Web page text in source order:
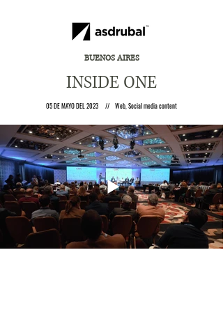
BUENOS AIRES
INSIDE ONE
05 DE MAYO DEL 2023 // Web, Social media content